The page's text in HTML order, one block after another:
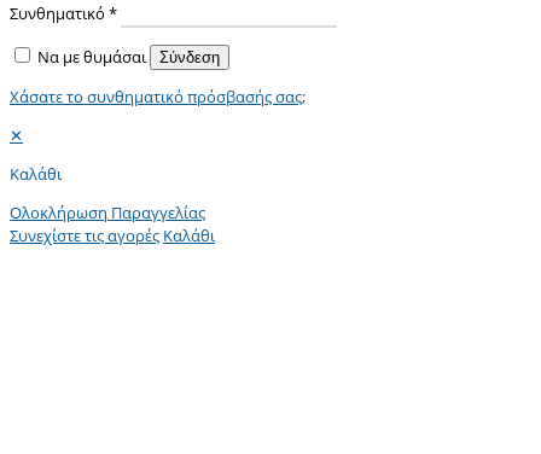
Συνθηματικό *
Να με θυμάσαι
Σύνδεση
Χάσατε το συνθηματικό πρόσβασής σας;
✕
Καλάθι
Ολοκλήρωση Παραγγελίας
Συνεχίστε τις αγορές Καλάθι